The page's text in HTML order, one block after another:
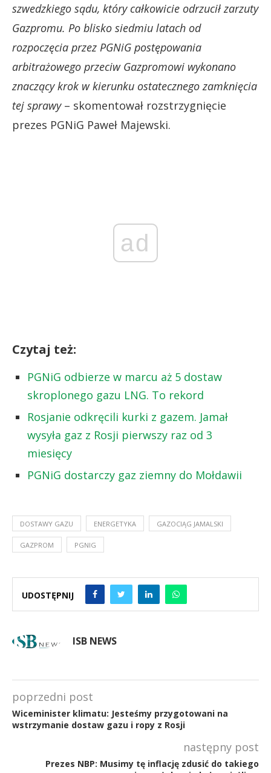
szwedzkiego sądu, który całkowicie odrzucił zarzuty
Gazpromu. Po blisko siedmiu latach od
rozpoczęcia przez PGNiG postępowania
arbitrażowego przeciw Gazpromowi wykonano
znaczący krok w kierunku ostatecznego zamknięcia
tej sprawy– skomentował rozstrzygnięcie
prezes PGNiG Paweł Majewski.
ad
Czytaj też:
PGNiG odbierze w marcu aż 5 dostaw
skroplonego gazu LNG. To rekord
Rosjanie odkręcili kurki z gazem. Jamał
wysyła gaz z Rosji pierwszy raz od 3
miesięcy
PGNiG dostarczy gaz ziemny do Mołdawii
DOSTAWY GAZU ENERGETYKA GAZOCIĄG JAMALSKI
GAZPROM PGNIG
UDOSTĘPNIJ
ISB NEWS
poprzedni post
Wiceminister klimatu: Jesteśmy przygotowani na
wstrzymanie dostaw gazu i ropy z Rosji
następny post
Prezes NBP: Musimy tę inflację zdusić do takiego